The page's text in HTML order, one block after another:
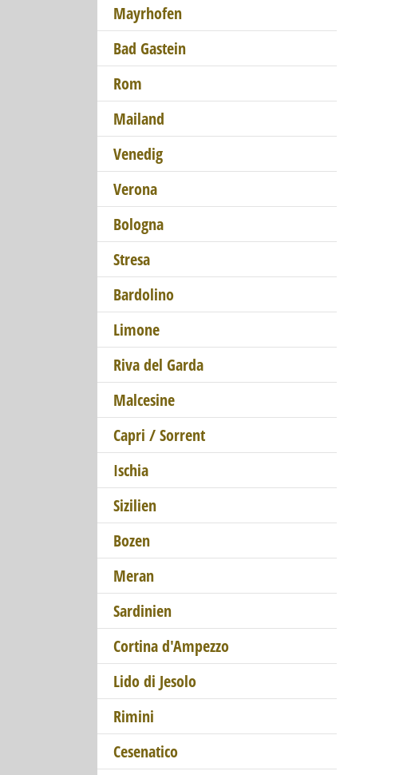
Mayrhofen
Bad Gastein
Rom
Mailand
Venedig
Verona
Bologna
Stresa
Bardolino
Limone
Riva del Garda
Malcesine
Capri / Sorrent
Ischia
Sizilien
Bozen
Meran
Sardinien
Cortina d'Ampezzo
Lido di Jesolo
Rimini
Cesenatico